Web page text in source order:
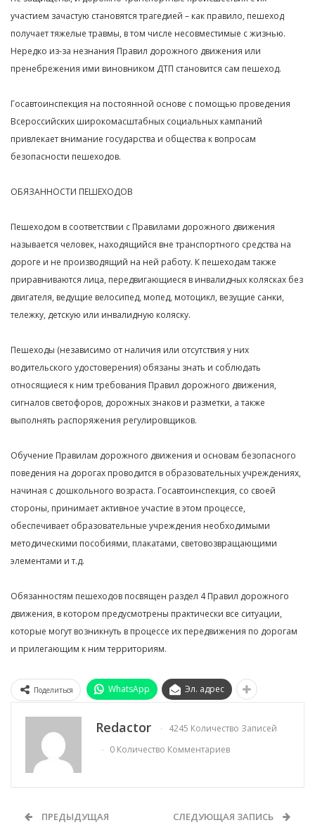
участием зачастую становятся трагедией – как правило, пешеход
получает тяжелые травмы, в том числе несовместимые с жизнью.
Нередко из-за незнания Правил дорожного движения или
пренебрежения ими виновником ДТП становится сам пешеход.
Госавтоинспекция на постоянной основе с помощью проведения
Всероссийских широкомасштабных социальных кампаний
привлекает внимание государства и общества к вопросам
безопасности пешеходов.
ОБЯЗАННОСТИ ПЕШЕХОДОВ
Пешеходом в соответствии с Правилами дорожного движения
называется человек, находящийся вне транспортного средства на
дороге и не производящий на ней работу. К пешеходам также
приравниваются лица, передвигающиеся в инвалидных колясках без
двигателя, ведущие велосипед, мопед, мотоцикл, везущие санки,
тележку, детскую или инвалидную коляску.
Пешеходы (независимо от наличия или отсутствия у них
водительского удостоверения) обязаны знать и соблюдать
относящиеся к ним требования Правил дорожного движения,
сигналов светофоров, дорожных знаков и разметки, а также
выполнять распоряжения регулировщиков.
Обучение Правилам дорожного движения и основам безопасного
поведения на дорогах проводится в образовательных учреждениях,
начиная с дошкольного возраста. Госавтоинспекция, со своей
стороны, принимает активное участие в этом процессе,
обеспечивает образовательные учреждения необходимыми
методическими пособиями, плакатами, световозвращающими
элементами и т.д.
Обязанностям пешеходов посвящен раздел 4 Правил дорожного
движения, в котором предусмотрены практически все ситуации,
которые могут возникнуть в процессе их передвижения по дорогам
и прилегающим к ним территориям.
Поделиться WhatsApp Эл. адрес
Redactor
4245 Количество Записей
0 Количество Комментариев
ПРЕДЫДУЩАЯ
СЛЕДУЮЩАЯ ЗАПИСЬ